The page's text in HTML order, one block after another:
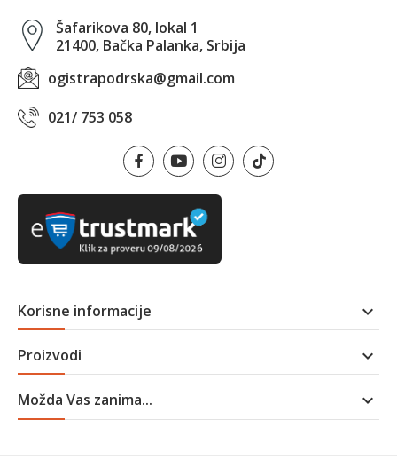
Šafarikova 80, lokal 1
21400, Bačka Palanka, Srbija
ogistrapodrska@gmail.com
021/ 753 058
Korisne informacije 
Proizvodi 
Možda Vas zanima... 